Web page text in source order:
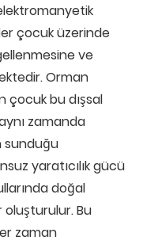
çocuk üzerinde
ve
Orman
çocuk bu dışsal
zamanda
sunduğu
yaratıcılık gücü
doğal
oluşturulur. Bu
zaman